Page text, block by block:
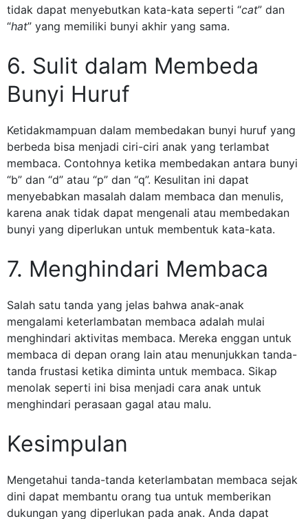
tidak dapat menyebutkan kata-kata seperti “cat” dan
“hat” yang memiliki bunyi akhir yang sama.
6. Sulit dalam Membeda
Bunyi Huruf
Ketidakmampuan dalam membedakan bunyi huruf yang
berbeda bisa menjadi ciri-ciri anak yang terlambat
membaca. Contohnya ketika membedakan antara bunyi
“b” dan “d” atau “p” dan “q”. Kesulitan ini dapat
menyebabkan masalah dalam membaca dan menulis,
karena anak tidak dapat mengenali atau membedakan
bunyi yang diperlukan untuk membentuk kata-kata.
7. Menghindari Membaca
Salah satu tanda yang jelas bahwa anak-anak
mengalami keterlambatan membaca adalah mulai
menghindari aktivitas membaca. Mereka enggan untuk
membaca di depan orang lain atau menunjukkan tanda-
tanda frustasi ketika diminta untuk membaca. Sikap
menolak seperti ini bisa menjadi cara anak untuk
menghindari perasaan gagal atau malu.
Kesimpulan
Mengetahui tanda-tanda keterlambatan membaca sejak
dini dapat membantu orang tua untuk memberikan
dukungan yang diperlukan pada anak. Anda dapat